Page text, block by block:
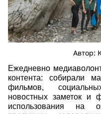
Автор:
Ежедневно
контента: собирали
фильмов,
новостных заметок и
использования на